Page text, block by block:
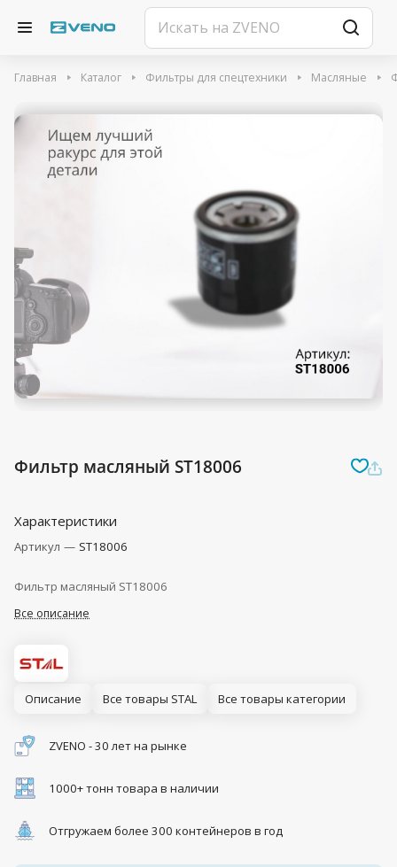
Главная Каталог Фильтры для спецтехники Масляные
Фильтр масляный ST18006
Характеристики
Артикул — ST18006
Фильтр масляный ST18006
Все описание
Описание Все товары STAL Все товары категории
ZVENO - 30 лет на рынке
1000+ тонн товара в наличии
Отгружаем более 300 контейнеров в год